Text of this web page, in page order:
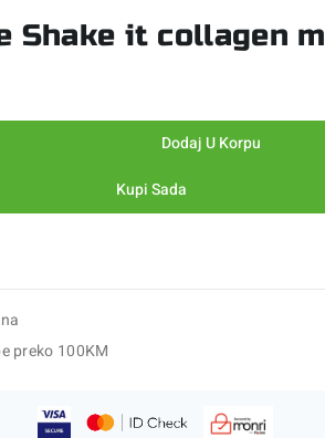
Shake it collagen
Dodaj U Korpu
Kupi Sada
preko 100KM